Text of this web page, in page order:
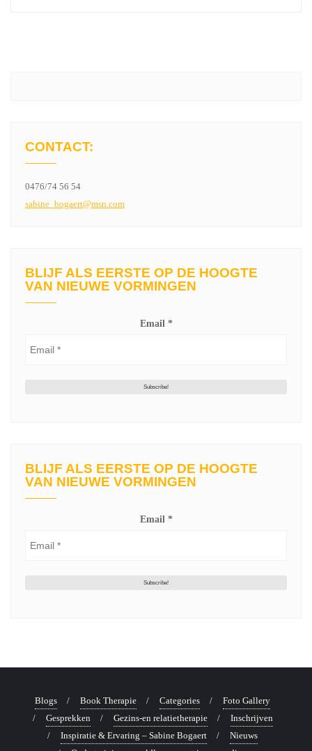
CONTACT:
0476/74 56 54
sabine_bogaert@msn.com
BLIJF ALS EERSTE OP DE HOOGTE
VAN NIEUWE VORMINGEN
Email *
BLIJF ALS EERSTE OP DE HOOGTE
VAN NIEUWE VORMINGEN
Email *
Blogs Book Therapie Categories
Foto Gallery
Gesprekken
Gezins-en relatietherapie
Inschrijven
Inspiratie & Ervaring – Sabine Bogaert
Nieuws